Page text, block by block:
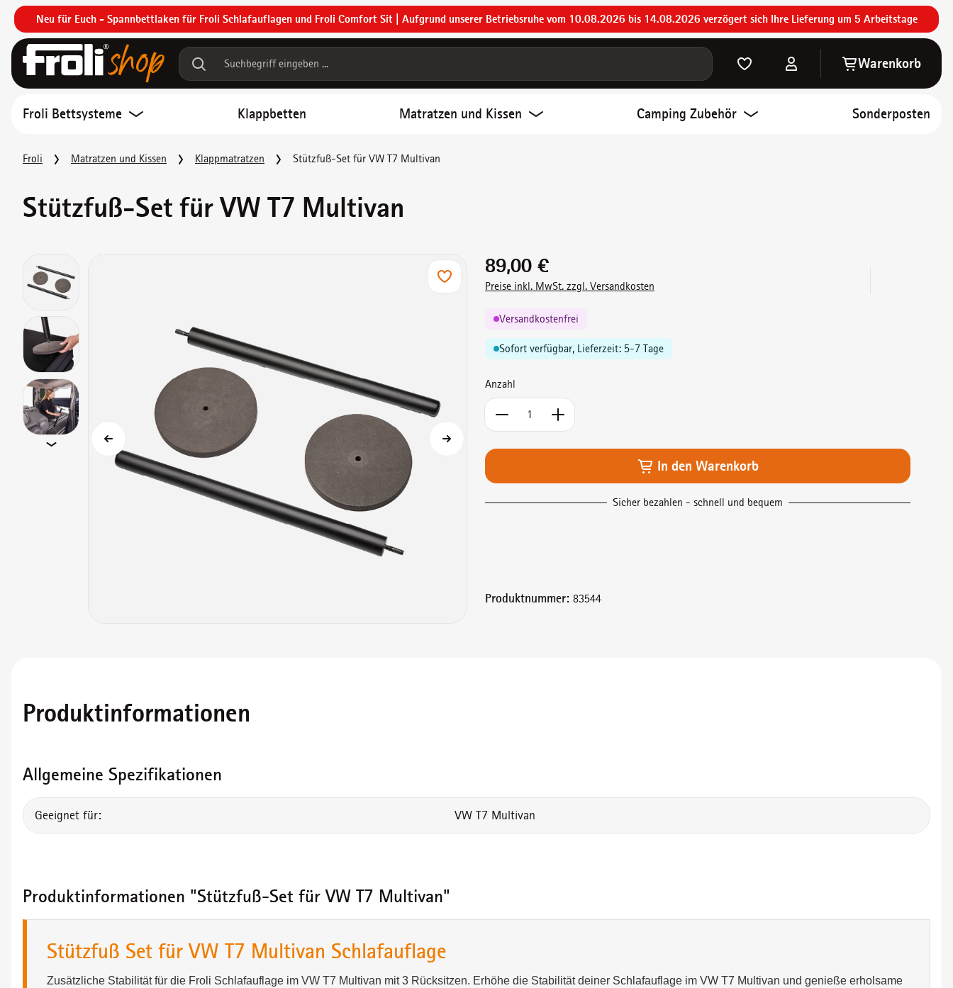
Hauptinhalt springen
Zur Suche springen
Zur Hauptnavigation springen
Neu für Euch - Spannbettlaken für Froli Schlafauflagen und Froli Comfort Sit | Aufgrund unserer Betriebsruhe vom 10.08.2026 bis 14.08.2026 verzögert sich Ihre Lieferung um 5 Arbeitstage
Warenkorb
Warenkorb
Froli Bettsysteme Klappbetten Matratzen und Kissen Camping Zubehör Sonderposten
Froli Matratzen und Kissen Klappmatratzen Stützfuß-Set für VW T7 Multivan
Stützfuß-Set für VW T7 Multivan
Regulärer Preis:
89,00 €
Preise inkl. MwSt. zzgl. Versandkosten
Versandkostenfrei
Sofort verfügbar, Lieferzeit: 5-7 Tage
Anzahl
Produkt Anzahl: Gib den gewünschten Wert ein oder benutze die
In den Warenkorb
Sicher bezahlen - schnell und bequem
Produktnummer: 83544
Produktinformationen
Allgemeine Spezifikationen
Geeignet für: VW T7 Multivan
Produktinformationen "Stützfuß-Set für VW T7 Multivan"
Stützfuß Set für VW T7 Multivan Schlafauflage
Zusätzliche Stabilität für die Froli Schlafauflage im VW T7 Multivan mit 3 Rücksitzen. Erhöhe die Stabilität deiner Schlafauflage im VW T7 Multivan und genieße erholsame